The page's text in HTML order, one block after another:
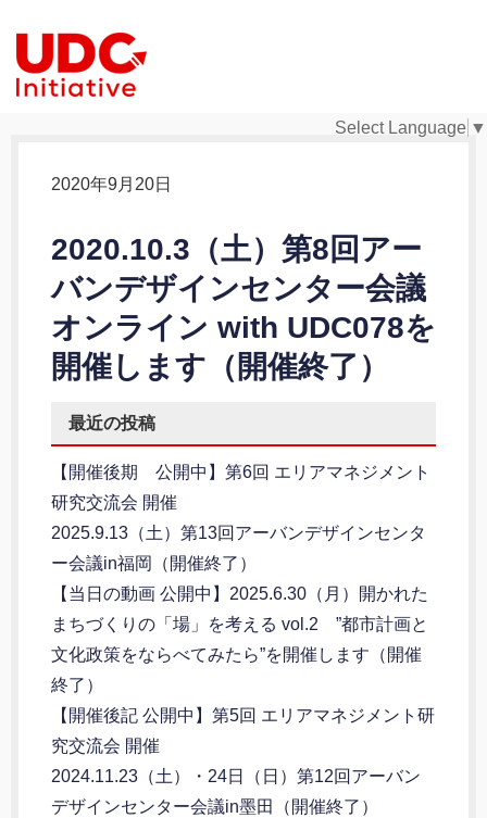
Select Language ▼
2020年9月20日
2020.10.3（土）第8回アー
バンデザインセンター会議
オンライン with UDC078を
開催します（開催終了）
最近の投稿
【開催後期 公開中】第6回 エリアマネジメント
研究交流会 開催
2025.9.13（土）第13回アーバンデザインセンタ
ー会議in福岡（開催終了）
【当日の動画 公開中】2025.6.30（月）開かれた
まちづくりの「場」を考える vol.2 ”都市計画と
文化政策をならべてみたら”を開催します（開催
終了）
【開催後記 公開中】第5回 エリアマネジメント研
究交流会 開催
2024.11.23（土）・24日（日）第12回アーバン
デザインセンター会議in墨田（開催終了）